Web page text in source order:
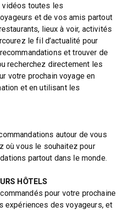
vidéos toutes les
et de vos amis partout
lieux à voir, activités
le fil d’actualité pour
et trouver de
recherchez directement les
votre prochain voyage en
et en utilisant les
autour de vous
où vous le souhaitez pour
partout dans le monde.
HÔTELS
pour votre prochaine
expériences des voyageurs, et